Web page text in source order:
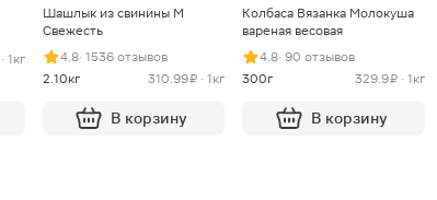
1кг
Шашлык из свинины М
Свежесть
4.8· 1536 отзывов
2.10кг
310.99 ₽ · 1кг
В корзину
Колбаса Вязанка Молокуша
вареная весовая
4.8· 90 отзывов
300г
329.9 ₽ · 1кг
В корзину